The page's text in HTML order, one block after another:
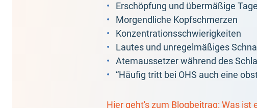
Erschöpfung und übermäßige
Morgendliche Kopfschmerzen
Konzentrationsschwierigkeiten
Lautes und unregelmäßiges
Atemaussetzer während des
“Häufig tritt bei OHS auch eine
Hier geht's zum Blogbeitrag: Was ist